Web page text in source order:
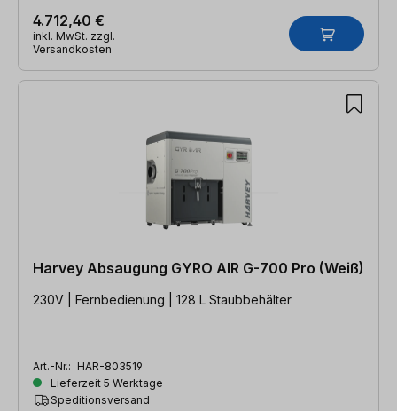
4.712,40 €
inkl. MwSt. zzgl.
Versandkosten
Harvey Absaugung GYRO AIR G-700 Pro (Weiß)
230V | Fernbedienung | 128 L Staubbehälter
Art.-Nr.: HAR-803519
Lieferzeit 5 Werktage
Speditionsversand